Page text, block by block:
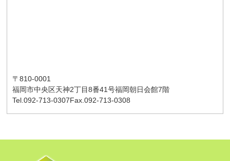
〒810-0001
福岡市中央区天神2丁目8番41号福岡朝日会館7階
Tel.092-713-0307Fax.092-713-0308